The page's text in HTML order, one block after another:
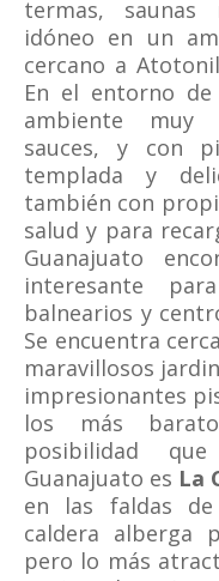
termas,
idóneo en un
cercano a
En el entorno
ambiente muy
sauces, y con
templada y
también con
salud y para
Guanajuato
interesante
balnearios y
Se encuentra
maravillosos
impresionantes
los más
posibilidad
Guanajuato es La
en las faldas
caldera alberga
pero lo más